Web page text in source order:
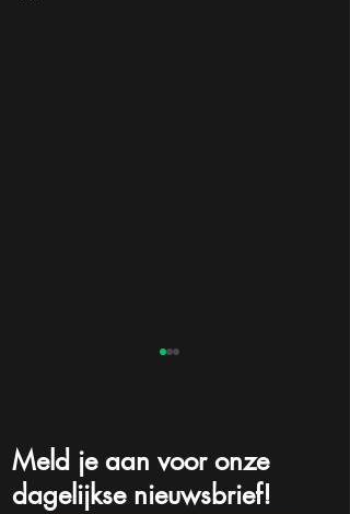
Meld je aan voor onze
dagelijkse nieuwsbrief!